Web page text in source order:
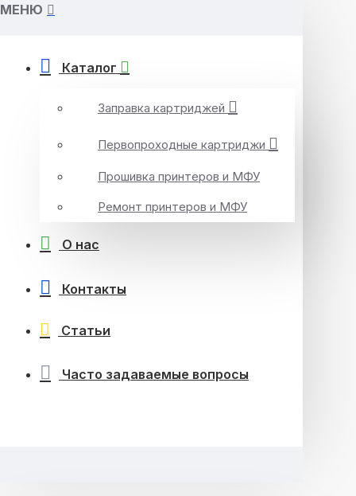
МЕНЮ
Каталог
Заправка картриджей
Первопроходные картриджи
Прошивка принтеров и МФУ
Ремонт принтеров и МФУ
О нас
Контакты
Статьи
Часто задаваемые вопросы